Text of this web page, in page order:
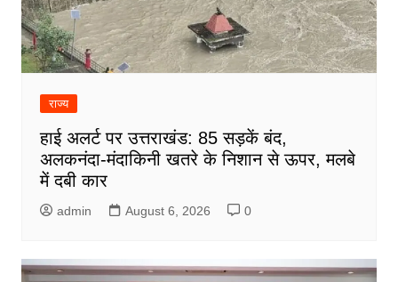
राज्य
हाई अलर्ट पर उत्तराखंड: 85 सड़कें बंद,
अलकनंदा-मंदाकिनी खतरे के निशान से ऊपर, मलबे
में दबी कार
admin August 6, 2026 0